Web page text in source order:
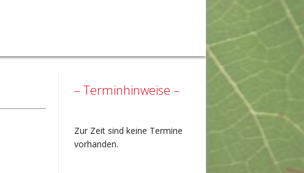
– Terminhinweise –
Zur Zeit sind keine Termine
vorhanden.